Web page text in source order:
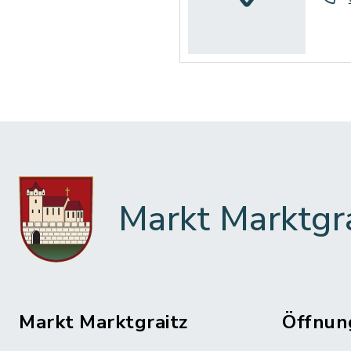
Markt
Markt Marktgraitz